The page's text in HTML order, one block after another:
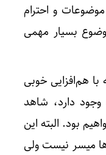
و احترام
بسیار مهمی
هم‌افزایی خوبی
دارد، شاهد
بود. البته این
میسر نیست ولی